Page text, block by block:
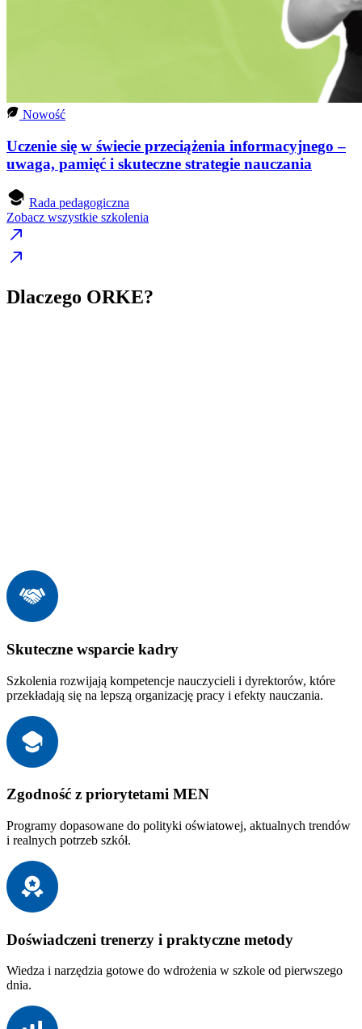
Nowość
Uczenie się w świecie przeciążenia informacyjnego –
uwaga, pamięć i skuteczne strategie nauczania
Rada pedagogiczna
Zobacz wszystkie szkolenia
Dlaczego ORKE?
Skuteczne wsparcie kadry
Szkolenia rozwijają kompetencje nauczycieli i dyrektorów, które
przekładają się na lepszą organizację pracy i efekty nauczania.
Zgodność z priorytetami MEN
Programy dopasowane do polityki oświatowej, aktualnych trendów
i realnych potrzeb szkół.
Doświadczeni trenerzy i praktyczne metody
Wiedza i narzędzia gotowe do wdrożenia w szkole od pierwszego
dnia.